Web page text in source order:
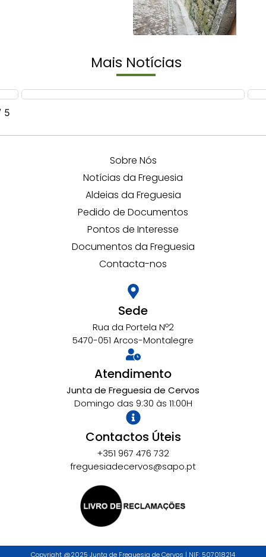
Mais Notícias
5
Sobre Nós
Notícias da Freguesia
Aldeias da Freguesia
Pedido de Documentos
Pontos de Interesse
Documentos da Freguesia
Contacta-nos
Sede
Rua da Portela Nº2
5470-051 Arcos-Montalegre
Atendimento
Junta de Freguesia de Cervos
Domingo das 9:30 às 11:00H
Contactos Úteis
+351 967 476 732
freguesiadecervos@sapo.pt
Copyright @2025 Junta de Freguesia de Cervos | NIF: 507018214